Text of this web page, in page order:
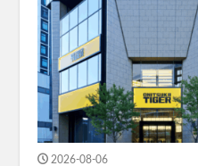
2026-08-06